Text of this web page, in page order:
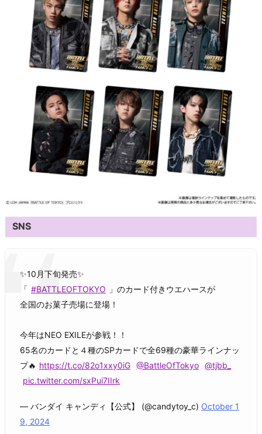
SNS
✨10月下旬発売✨
「 #BATTLEOFTOKYO
」のカード付きウエハースが
全国のお菓子売場に登場！
今年はNEO EXILEが参戦！！
65名のカードと４種のSPカードで全69種の豪華ラインナッ
プ🔥 https://t.co/82o1xxy0iG @BattleOfTokyo @tjbb_
pic.twitter.com/sxPui7IIrk
— バンダイ キャンディ【公式】 (@candytoy_c) October 1
9, 2024